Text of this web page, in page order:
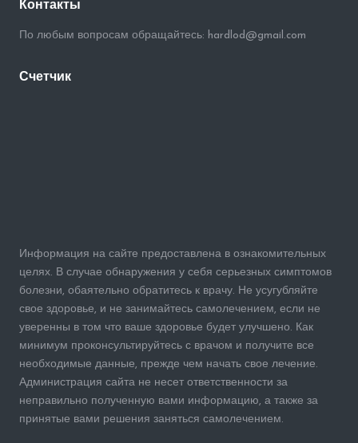
Контакты
По любым вопросам обращайтесь: hardlod@gmail.com
Счетчик
Информация на сайте предоставлена в ознакомительных
целях. В случае обнаружения у себя серьезных симптомов
болезни, обаятельно обратитесь к врачу. Не усугубляйте
свое здоровье, и не занимайтесь самолечением, если не
уверенны в том что ваше здоровье будет улучшено. Как
минимум проконсультируйтесь с врачом и получите все
необходимые данные, прежде чем начать свое лечение.
Администрация сайта не несет ответственности за
неправильно полученную вами информацию, а также за
принятые вами решения заняться самолечением.